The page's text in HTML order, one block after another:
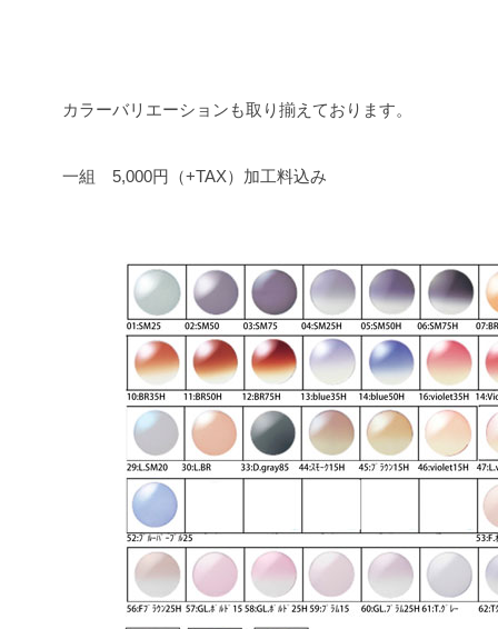
カラーバリエーションも取り揃えております。
一組 5,000円（+TAX）加工料込み